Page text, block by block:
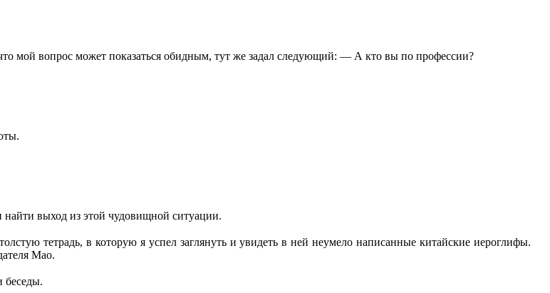
мой вопрос может показаться обидным, тут же задал следующий: — А кто вы по профессии?
найти выход из этой чудовищной ситуации.
тетрадь, в которую я успел заглянуть и увидеть в ней неумело написанные китайские иероглифы.
Мао.
беседы.